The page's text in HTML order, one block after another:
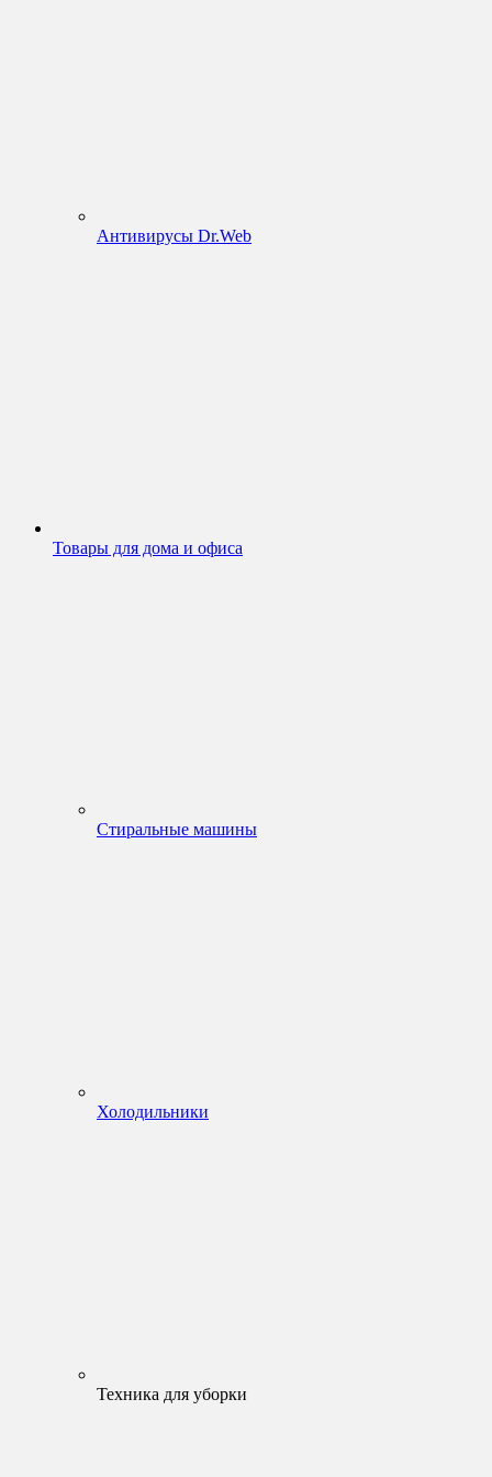
Антивирусы Dr.Web
Товары для дома и офиса
Стиральные машины
Холодильники
Техника для уборки